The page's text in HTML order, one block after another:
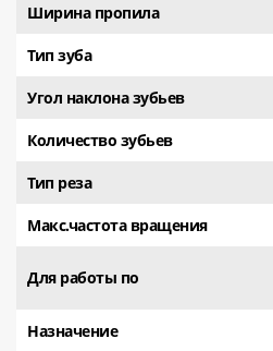
Ширина пропила
Тип зуба
Угол наклона зубьев
Количество зубьев
Тип реза
Макс.частота вращения
Для работы по
Назначение